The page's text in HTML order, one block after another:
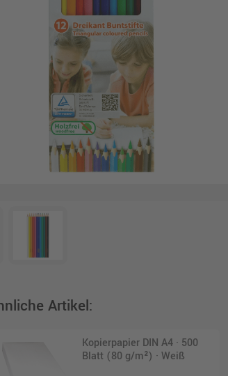
Artikel:
Kopierpapier DIN A4 · 500
Blatt (80 g/m²) · Weiß